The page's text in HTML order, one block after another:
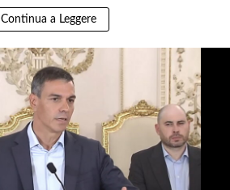
Continua a Leggere